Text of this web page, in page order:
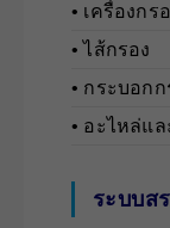
• เครื่องก
• ไส้กรอง
• กระบอก
• อะไหล่แ
ระบบส